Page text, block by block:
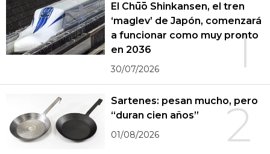
1
El Chūō Shinkansen, el tren
‘maglev’ de Japón, comenzará
a funcionar como muy pronto
en 2036
30/07/2026
2
Sartenes: pesan mucho, pero
“duran cien años”
01/08/2026